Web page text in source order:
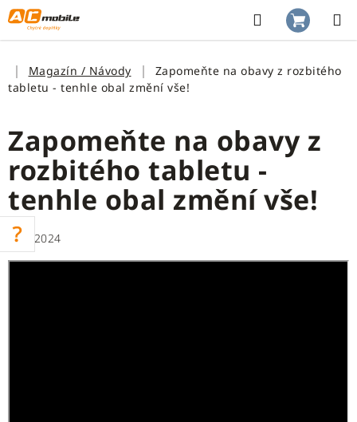
Přejít
na
obsah
Hledat
KOŠÍK
DomůMagazín / Návody
Zapomeňte na obavy z rozbitého
tabletu - tenhle obal změní vše!
Zapomeňte na obavy z
rozbitého tabletu -
tenhle obal změní vše!
20.1.2024